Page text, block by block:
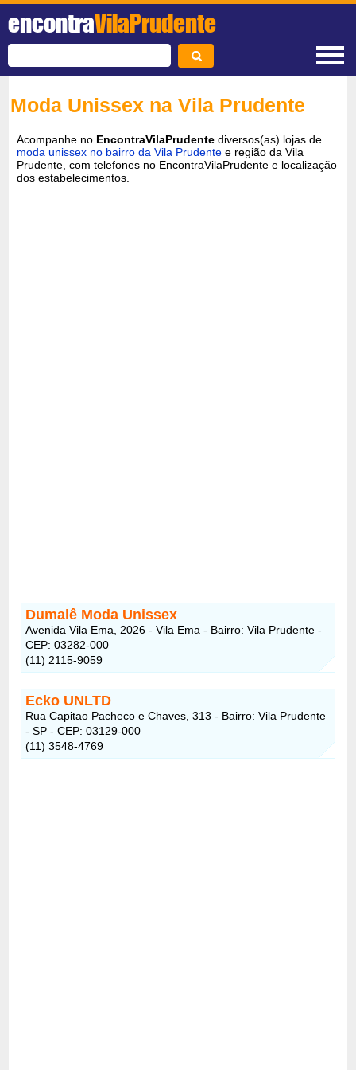
encontraVilaPrudente
Moda Unissex na Vila Prudente
Acompanhe no EncontraVilaPrudente diversos(as) lojas de
moda unissex no bairro da Vila Prudente e região da Vila
Prudente, com telefones no EncontraVilaPrudente e localização
dos estabelecimentos.
Dumalê Moda Unissex
Avenida Vila Ema, 2026 - Vila Ema - Bairro: Vila Prudente -
CEP: 03282-000
(11) 2115-9059
Ecko UNLTD
Rua Capitao Pacheco e Chaves, 313 - Bairro: Vila Prudente
- SP - CEP: 03129-000
(11) 3548-4769